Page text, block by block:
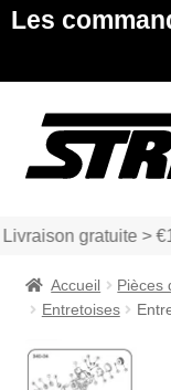
Les
Aller
la
Aller
contenu
Les Modèles
gratuite >
Accueil Pièces
Entretoises